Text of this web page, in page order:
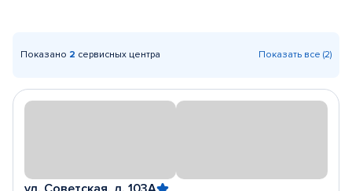
Показано 2 сервисных центра Показать все (2)